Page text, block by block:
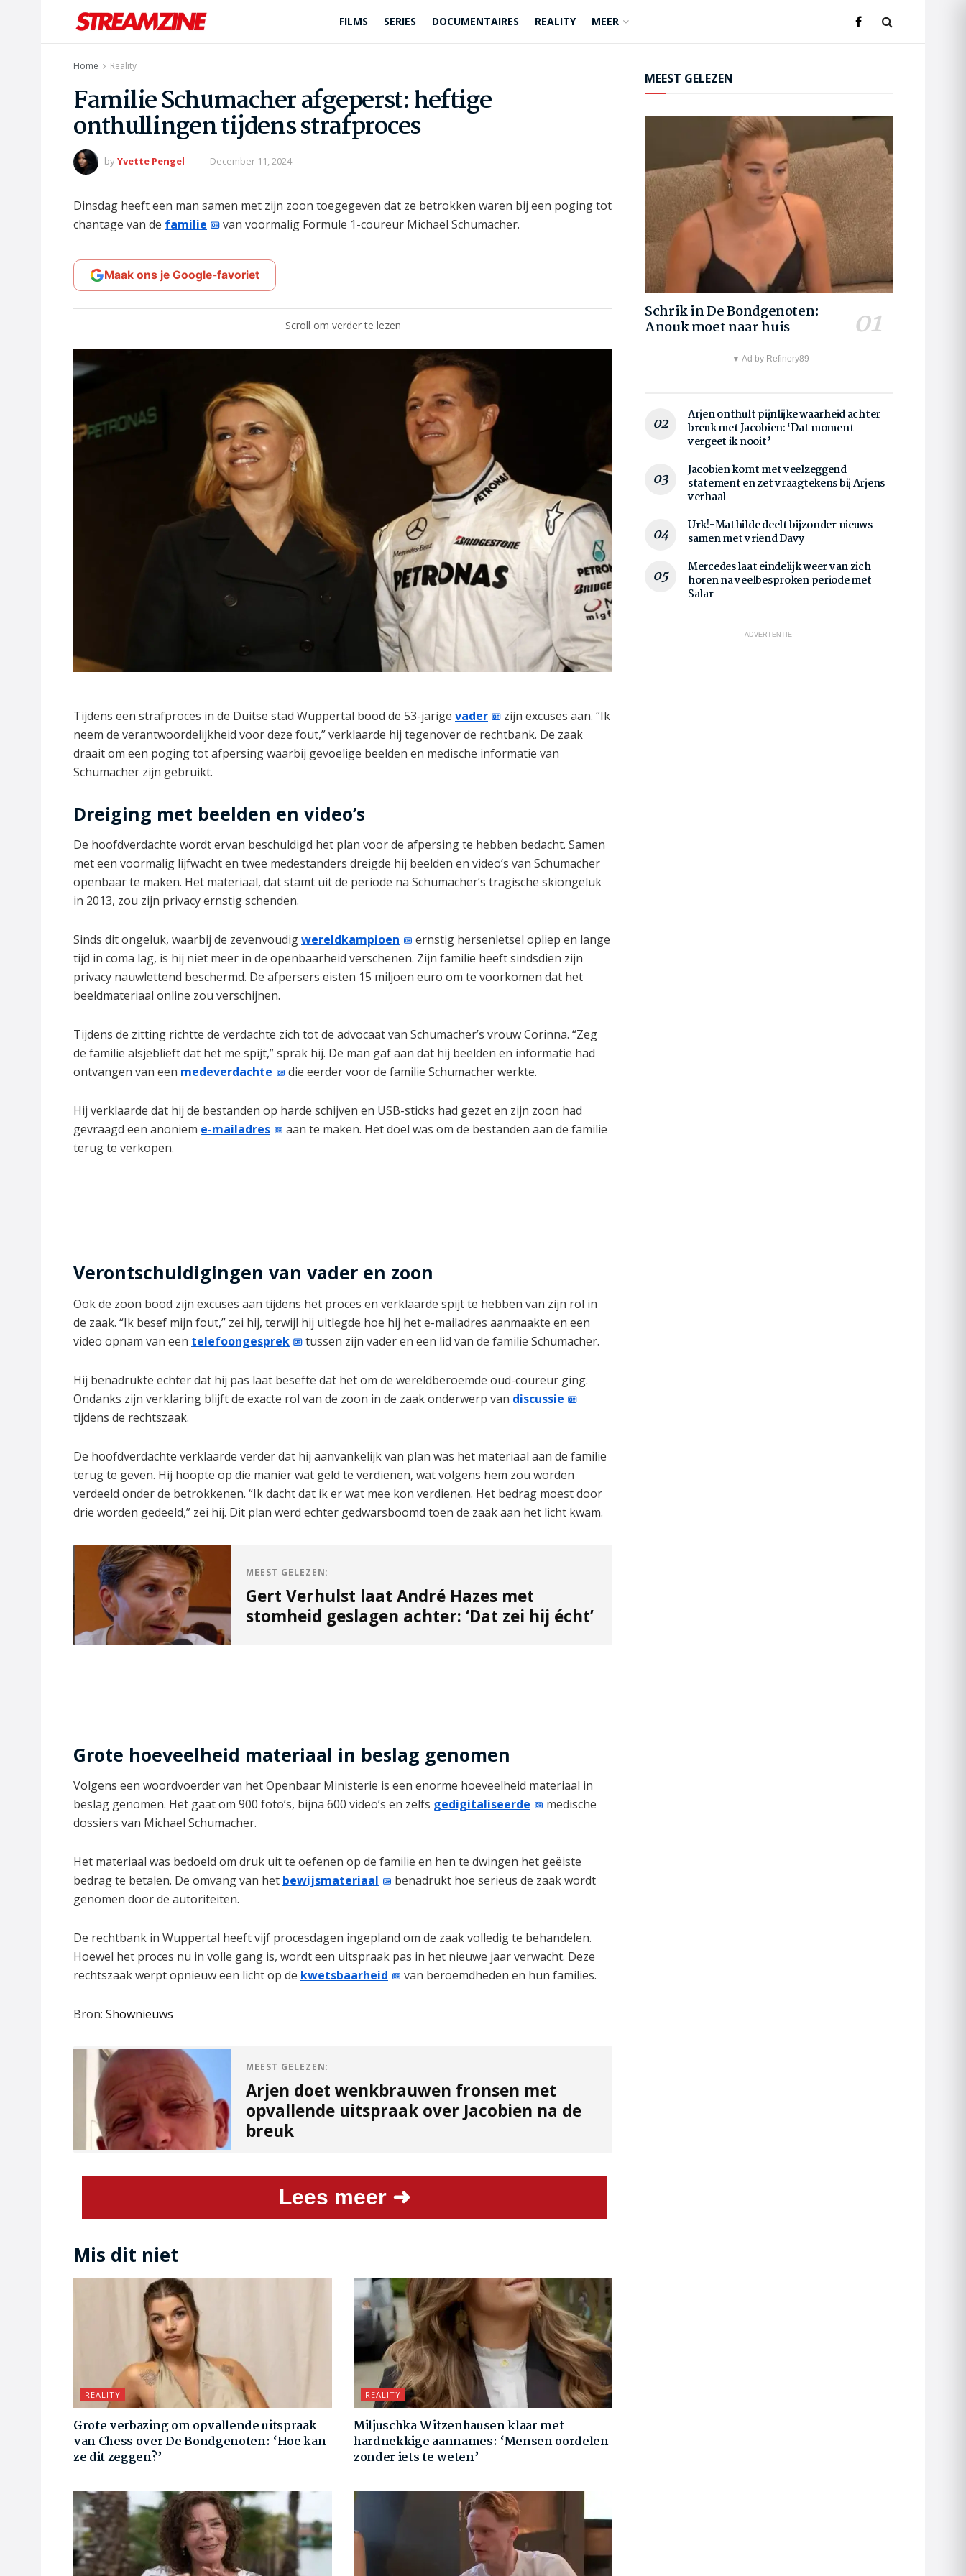
FILMS SERIES DOCUMENTAIRES REALITY MEER
Home Reality
Familie Schumacher afgeperst: heftige
onthullingen tijdens strafproces
byYvette Pengel December 11, 2024
Dinsdag heeft een man samen met zijn zoon toegegeven dat ze betrokken waren bij een poging tot
chantage van de familie van voormalig Formule 1-coureur Michael Schumacher.
Maak ons je Google-favoriet
Scroll om verder te lezen
Tijdens een strafproces in de Duitse stad Wuppertal bood de 53-jarige vader
zijn excuses aan. “Ik
neem de verantwoordelijkheid voor deze fout,” verklaarde hij tegenover de rechtbank. De zaak
draait om een poging tot afpersing waarbij gevoelige beelden en medische informatie van
Schumacher zijn gebruikt.
Dreiging met beelden en video’s
De hoofdverdachte wordt ervan beschuldigd het plan voor de afpersing te hebben bedacht. Samen
met een voormalig lijfwacht en twee medestanders dreigde hij beelden en video’s van Schumacher
openbaar te maken. Het materiaal, dat stamt uit de periode na Schumacher’s tragische skiongeluk
in 2013, zou zijn privacy ernstig schenden.
Sinds dit ongeluk, waarbij de zevenvoudigwereldkampioen
ernstig hersenletsel opliep en lange
tijd in coma lag, is hij niet meer in de openbaarheid verschenen. Zijn familie heeft sindsdien zijn
privacy nauwlettend beschermd. De afpersers eisten 15 miljoen euro om te voorkomen dat het
beeldmateriaal online zou verschijnen.
Tijdens de zitting richtte de verdachte zich tot de advocaat van Schumacher’s vrouw Corinna. “Zeg
de familie alsjeblieft dat het me spijt,” sprak hij. De man gaf aan dat hij beelden en informatie had
ontvangen van een medeverdachte die eerder voor de familie Schumacher werkte.
Hij verklaarde dat hij de bestanden op harde schijven en USB-sticks had gezet en zijn zoon had
gevraagd een anoniem e-mailadres
aan te maken. Het doel was om de bestanden aan de familie
terug te verkopen.
Verontschuldigingen van vader en zoon
Ook de zoon bood zijn excuses aan tijdens het proces en verklaarde spijt te hebben van zijn rol in
de zaak. “Ik besef mijn fout,” zei hij, terwijl hij uitlegde hoe hij het e-mailadres aanmaakte en een
video opnam van een telefoongesprek tussen zijn vader en een lid van de familie Schumacher.
Hij benadrukte echter dat hij pas laat besefte dat het om de wereldberoemde oud-coureur ging.
Ondanks zijn verklaring blijft de exacte rol van de zoon in de zaak onderwerp van discussie
tijdens de rechtszaak.
De hoofdverdachte verklaarde verder dat hij aanvankelijk van plan was het materiaal aan de familie
terug te geven. Hij hoopte op die manier wat geld te verdienen, wat volgens hem zou worden
verdeeld onder de betrokkenen. “Ik dacht dat ik er wat mee kon verdienen. Het bedrag moest door
drie worden gedeeld,” zei hij. Dit plan werd echter gedwarsboomd toen de zaak aan het licht kwam.
MEEST GELEZEN:
Gert Verhulst laat André Hazes met
stomheid geslagen achter: ‘Dat zei hij écht’
Grote hoeveelheid materiaal in beslag genomen
Volgens een woordvoerder van het Openbaar Ministerie is een enorme hoeveelheid materiaal in
beslag genomen. Het gaat om 900 foto’s, bijna 600 video’s en zelfs gedigitaliseerde
medische
dossiers van Michael Schumacher.
Het materiaal was bedoeld om druk uit te oefenen op de familie en hen te dwingen het geëiste
bedrag te betalen. De omvang van het bewijsmateriaal
benadrukt hoe serieus de zaak wordt
genomen door de autoriteiten.
De rechtbank in Wuppertal heeft vijf procesdagen ingepland om de zaak volledig te behandelen.
Hoewel het proces nu in volle gang is, wordt een uitspraak pas in het nieuwe jaar verwacht. Deze
rechtszaak werpt opnieuw een licht op de kwetsbaarheid van beroemdheden en hun families.
Bron: Shownieuws
MEEST GELEZEN:
Arjen doet wenkbrauwen fronsen met
opvallende uitspraak over Jacobien na de
breuk
Lees meer ➜
Mis dit niet
REALITY
Grote verbazing om opvallende uitspraak
van Chess over De Bondgenoten: ‘Hoe kan
ze dit zeggen?’
REALITY
Miljuschka Witzenhausen klaar met
hardnekkige aannames: ‘Mensen oordelen
zonder iets te weten’
MEEST GELEZEN
Schrik in De Bondgenoten:
Anouk moet naar huis
▼ Ad by Refinery89
Arjen onthult pijnlijke waarheid achter
breuk met Jacobien: ‘Dat moment
vergeet ik nooit’
Jacobien komt met veelzeggend
statement en zet vraagtekens bij Arjens
verhaal
Urk!-Mathilde deelt bijzonder nieuws
samen met vriend Davy
Mercedes laat eindelijk weer van zich
horen na veelbesproken periode met
Salar
-- ADVERTENTIE --